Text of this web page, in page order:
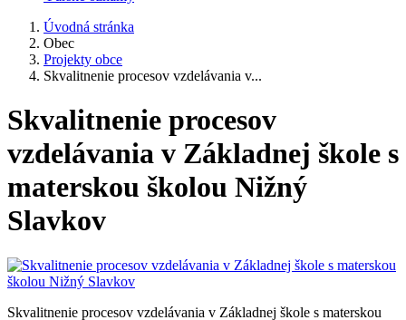
Úvodná stránka
Obec
Projekty obce
Skvalitnenie procesov vzdelávania v...
Skvalitnenie procesov
vzdelávania v Základnej škole s
materskou školou Nižný
Slavkov
Skvalitnenie procesov vzdelávania v Základnej škole s materskou